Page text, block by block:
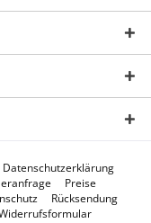
Datenschutzerklärung
Preise
Rücksendung